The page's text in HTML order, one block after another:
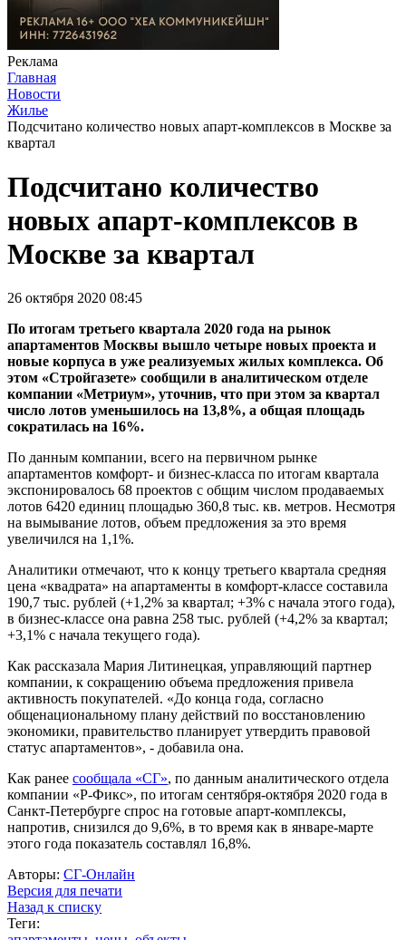
Реклама
Главная
Новости
Жилье
Подсчитано количество новых апарт-комплексов в Москве за
квартал
Подсчитано количество
новых апарт-комплексов в
Москве за квартал
26 октября 2020 08:45
По итогам третьего квартала 2020 года на рынок
апартаментов Москвы вышло четыре новых проекта и
новые корпуса в уже реализуемых жилых комплекса. Об
этом «Стройгазете» сообщили в аналитическом отделе
компании «Метриум», уточнив, что при этом за квартал
число лотов уменьшилось на 13,8%, а общая площадь
сократилась на 16%.
По данным компании, всего на первичном рынке
апартаментов комфорт- и бизнес-класса по итогам квартала
экспонировалось 68 проектов с общим числом продаваемых
лотов 6420 единиц площадью 360,8 тыс. кв. метров. Несмотря
на вымывание лотов, объем предложения за это время
увеличился на 1,1%.
Аналитики отмечают, что к концу третьего квартала средняя
цена «квадрата» на апартаменты в комфорт-классе составила
190,7 тыс. рублей (+1,2% за квартал; +3% с начала этого года),
в бизнес-классе она равна 258 тыс. рублей (+4,2% за квартал;
+3,1% с начала текущего года).
Как рассказала Мария Литинецкая, управляющий партнер
компании, к сокращению объема предложения привела
активность покупателей. «До конца года, согласно
общенациональному плану действий по восстановлению
экономики, правительство планирует утвердить правовой
статус апартаментов», - добавила она.
Как ранее сообщала «СГ», по данным аналитического отдела
компании «Р-Фикс», по итогам сентября-октября 2020 года в
Санкт-Петербурге спрос на готовые апарт-комплексы,
напротив, снизился до 9,6%, в то время как в январе-марте
этого года показатель составлял 16,8%.
Авторы: СГ-Онлайн
Версия для печати
Назад к списку
Теги: